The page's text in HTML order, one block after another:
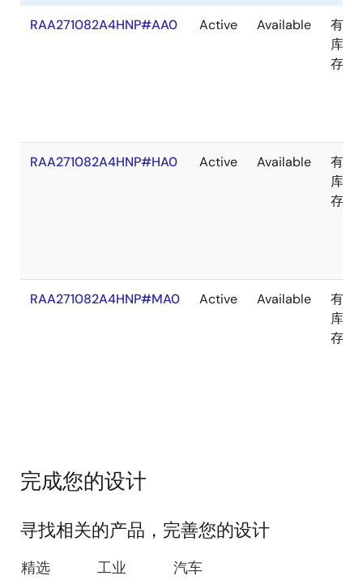
RAA271082A4HNP#AA0 Active Available
有
库
存
RAA271082A4HNP#HA0 Active Available
有
库
存
RAA271082A4HNP#MA0 Active Available
有
库
存
完成您的设计
寻找相关的产品，完善您的设计
精选 工业 汽车